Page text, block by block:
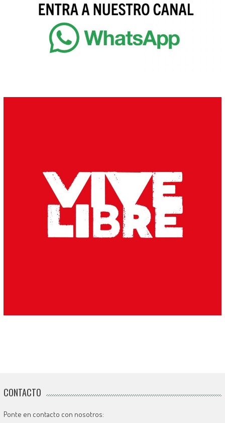
CONTACTO
Ponte en contacto con nosotros: